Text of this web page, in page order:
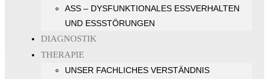
ASS – DYSFUNKTIONALES ESSVERHALTEN
UND ESSSTÖRUNGEN
DIAGNOSTIK
THERAPIE
UNSER FACHLICHES VERSTÄNDNIS